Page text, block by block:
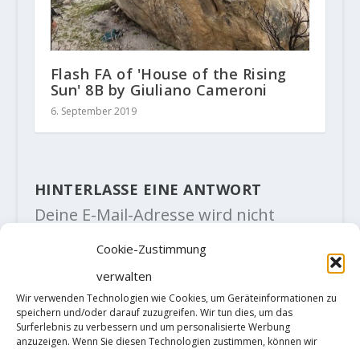
Cookie-Zustimmung
verwalten
Wir verwenden Technologien wie Cookies, um Geräteinformationen zu
speichern und/oder darauf zuzugreifen. Wir tun dies, um das
Surferlebnis zu verbessern und um personalisierte Werbung
anzuzeigen. Wenn Sie diesen Technologien zustimmen, können wir
Flash FA of 'House of the Rising
Sun' 8B by Giuliano Cameroni
6. September 2019
HINTERLASSE EINE ANTWORT
Deine E-Mail-Adresse wird nicht
veröffentlicht.Erforderliche Felder
sind mit*markiert